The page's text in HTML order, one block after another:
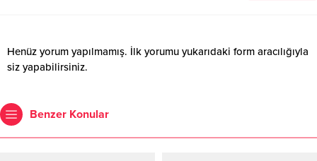
Henüz yorum yapılmamış. İlk yorumu yukarıdaki form aracılığıyla
siz yapabilirsiniz.
Benzer Konular